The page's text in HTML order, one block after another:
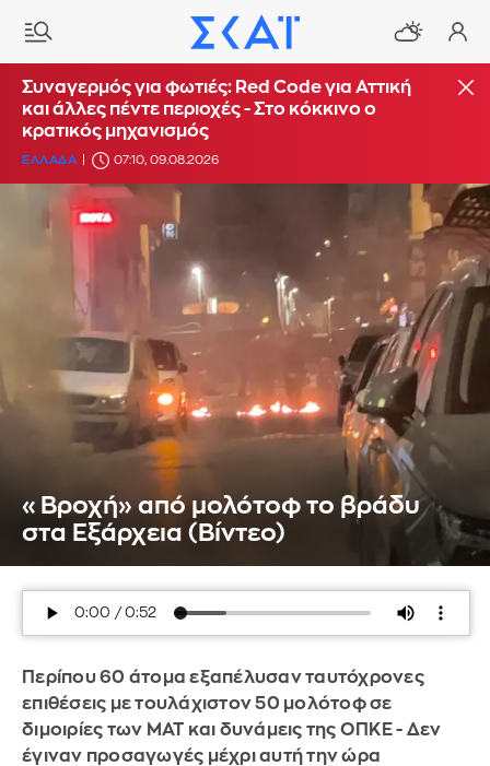
Συναγερμός για φωτιές: Red Code για Αττική
και άλλες πέντε περιοχές - Στο κόκκινο ο
κρατικός μηχανισμός
ΕΛΛΑΔΑ 07:10, 09.08.2026
«Βροχή» από μολότοφ το βράδυ
στα Εξάρχεια (Βίντεο)
Περίπου 60 άτομα εξαπέλυσαν ταυτόχρονες
επιθέσεις με τουλάχιστον 50 μολότοφ σε
διμοιρίες των ΜΑΤ και δυνάμεις της ΟΠΚΕ - Δεν
έγιναν προσαγωγές μέχρι αυτή την ώρα